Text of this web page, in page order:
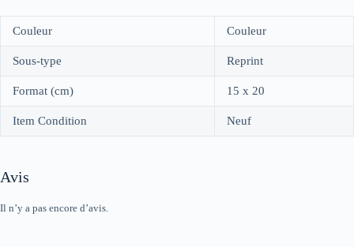
Couleur Couleur
Sous-type Reprint
Format (cm) 15 x 20
Item Condition Neuf
Avis
Il n’y a pas encore d’avis.